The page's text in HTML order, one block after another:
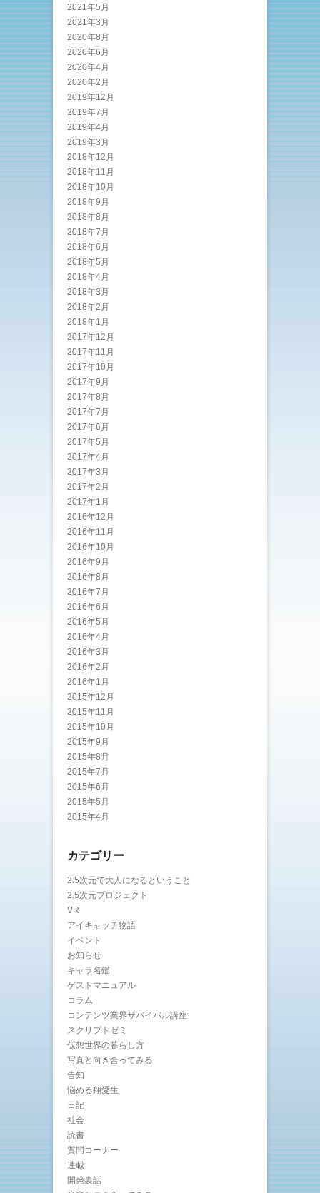
2021年5月
2021年3月
2020年8月
2020年6月
2020年4月
2020年2月
2019年12月
2019年7月
2019年4月
2019年3月
2018年12月
2018年11月
2018年10月
2018年9月
2018年8月
2018年7月
2018年6月
2018年5月
2018年4月
2018年3月
2018年2月
2018年1月
2017年12月
2017年11月
2017年10月
2017年9月
2017年8月
2017年7月
2017年6月
2017年5月
2017年4月
2017年3月
2017年2月
2017年1月
2016年12月
2016年11月
2016年10月
2016年9月
2016年8月
2016年7月
2016年6月
2016年5月
2016年4月
2016年3月
2016年2月
2016年1月
2015年12月
2015年11月
2015年10月
2015年9月
2015年8月
2015年7月
2015年6月
2015年5月
2015年4月
カテゴリー
2.5次元で大人になるということ
2.5次元プロジェクト
VR
アイキャッチ物語
イベント
お知らせ
キャラ名鑑
ゲストマニュアル
コラム
コンテンツ業界サバイバル講座
スクリプトゼミ
仮想世界の暮らし方
写真と向き合ってみる
告知
悩める翔愛生
日記
社会
読書
質問コーナー
連載
開発裏話